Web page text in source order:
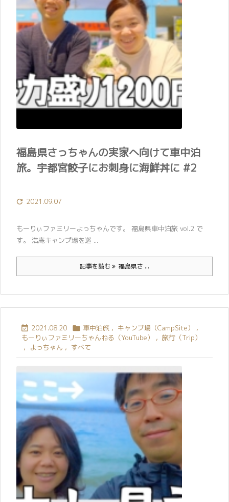
福島県さっちゃんの実家へ向けて車中泊
旅。宇都宮餃子にお刺身に海鮮丼に #2
 2021.09.07
もーりぃファミリーよっちゃんです。 福島県車中泊旅 vol.2 で
す。 浩庵キャンプ場を巡 ...
記事を読む 福島県さ ...
 2021.08.20  車中泊旅 , キャンプ場（CampSite）
,
もーりぃファミリーちゃんねる（YouTube）
, 旅行（Trip）
,
よっちゃん , すべて